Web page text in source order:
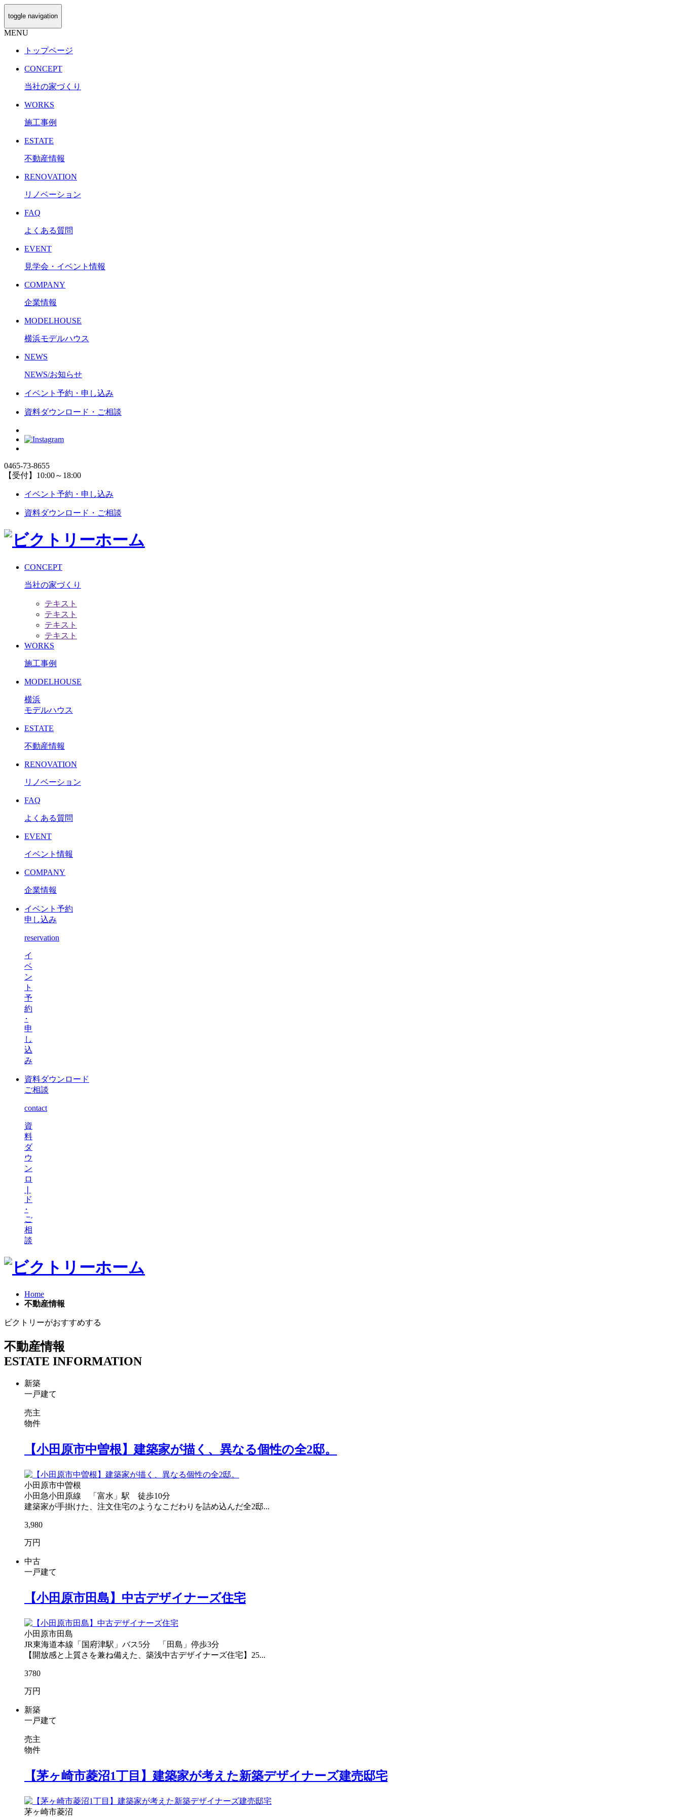
toggle navigation
MENU
トップページ
CONCEPT
当社の家づくり
WORKS
施工事例
ESTATE
不動産情報
RENOVATION
リノベーション
FAQ
よくある質問
EVENT
見学会・イベント情報
COMPANY
企業情報
MODELHOUSE
横浜モデルハウス
NEWS
NEWS/お知らせ
イベント予約・申し込み
資料ダウンロード・ご相談
0465-73-8655
【受付】10:00～18:00
イベント予約・申し込み
資料ダウンロード・ご相談
CONCEPT
当社の家づくり
テキスト
テキスト
テキスト
テキスト
WORKS
施工事例
MODELHOUSE
横浜
モデルハウス
ESTATE
不動産情報
RENOVATION
リノベーション
FAQ
よくある質問
EVENT
イベント情報
COMPANY
企業情報
イベント予約
申し込み
reservation
イ
ベ
ン
ト
予
約
･
申
し
込
み
資料ダウンロード
ご相談
contact
資
料
ダ
ウ
ン
ロ
ド
･
ご
相
談
Home
不動産情報
ビクトリーがおすすめする
不動産情報
ESTATE INFORMATION
新築
一戸建て
売主
物件
【小田原市中曽根】建築家が描く、異なる個性の全2邸。
小田原市中曽根
小田急小田原線 「富水」駅 徒歩10分
建築家が手掛けた、注文住宅のようなこだわりを詰め込んだ全2邸...
3,980
万円
中古
一戸建て
【小田原市田島】中古デザイナーズ住宅
小田原市田島
JR東海道本線「国府津駅」バス5分 「田島」停歩3分
【開放感と上質さを兼ね備えた、築浅中古デザイナーズ住宅】25...
3780
万円
新築
一戸建て
売主
物件
【茅ヶ崎市菱沼1丁目】建築家が考えた新築デザイナーズ建売邸宅
茅ヶ崎市菱沼